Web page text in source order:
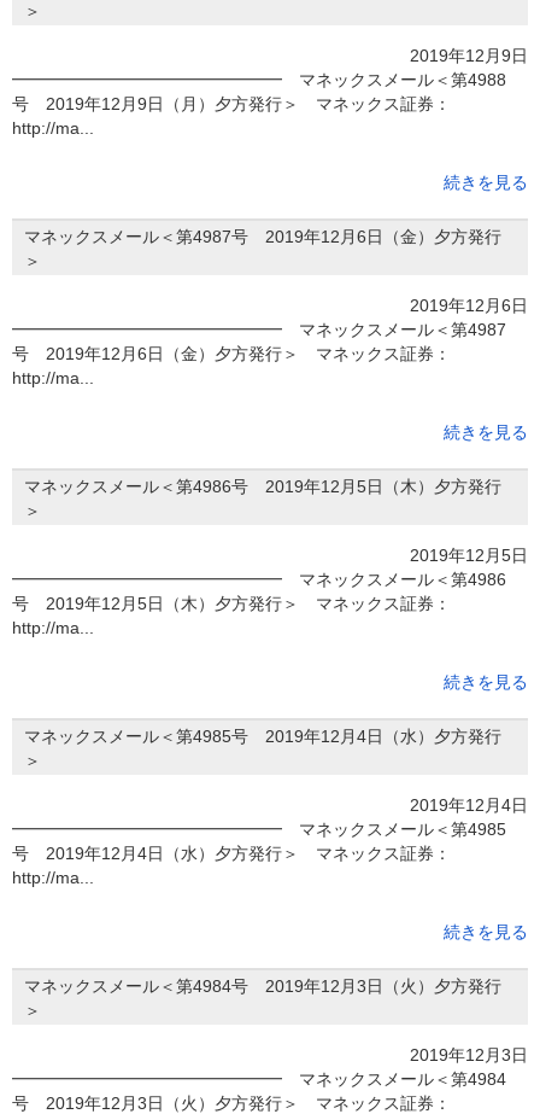
＞
2019年12月9日
━━━━━━━━━━━━━━━━ マネックスメール＜第4988
号 2019年12月9日（月）夕方発行＞ マネックス証券：
http://ma...
続きを見る
マネックスメール＜第4987号 2019年12月6日（金）夕方発行
＞
2019年12月6日
━━━━━━━━━━━━━━━━ マネックスメール＜第4987
号 2019年12月6日（金）夕方発行＞ マネックス証券：
http://ma...
続きを見る
マネックスメール＜第4986号 2019年12月5日（木）夕方発行
＞
2019年12月5日
━━━━━━━━━━━━━━━━ マネックスメール＜第4986
号 2019年12月5日（木）夕方発行＞ マネックス証券：
http://ma...
続きを見る
マネックスメール＜第4985号 2019年12月4日（水）夕方発行
＞
2019年12月4日
━━━━━━━━━━━━━━━━ マネックスメール＜第4985
号 2019年12月4日（水）夕方発行＞ マネックス証券：
http://ma...
続きを見る
マネックスメール＜第4984号 2019年12月3日（火）夕方発行
＞
2019年12月3日
━━━━━━━━━━━━━━━━ マネックスメール＜第4984
号 2019年12月3日（火）夕方発行＞ マネックス証券：